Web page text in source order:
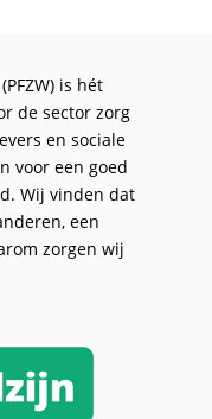
is hét
de sector zorg
en sociale
voor een goed
Wij vinden dat
een
zorgen wij